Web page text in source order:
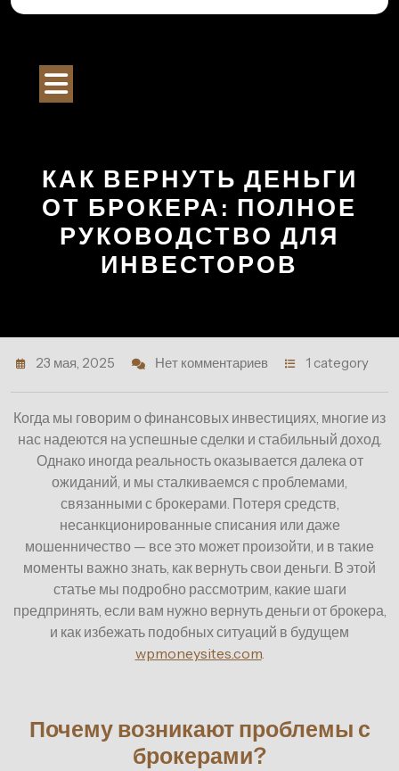
Перейти
КАК ВЕРНУТЬ ДЕНЬГИ
ОТ БРОКЕРА: ПОЛНОЕ
РУКОВОДСТВО ДЛЯ
ИНВЕСТОРОВ
23 мая, 2025 Нет комментариев 1 category
Когда мы говорим о финансовых инвестициях, многие из
нас надеются на успешные сделки и стабильный доход.
Однако иногда реальность оказывается далека от
ожиданий, и мы сталкиваемся с проблемами,
связанными с брокерами. Потеря средств,
несанкционированные списания или даже
мошенничество — все это может произойти, и в такие
моменты важно знать, как вернуть свои деньги. В этой
статье мы подробно рассмотрим, какие шаги
предпринять, если вам нужно вернуть деньги от брокера,
и как избежать подобных ситуаций в будущем
wpmoneysites.com.
Почему возникают проблемы с
брокерами?